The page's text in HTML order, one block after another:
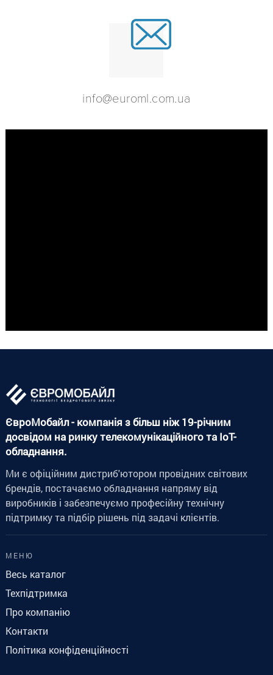
info@euroml.com.ua
ЄвроМобайл - компанія з більш ніж 19-річним
досвідом на ринку телекомунікаційного та IoT-
обладнання.
Ми є офіційним дистриб'ютором провідних світових
брендів, постачаємо обладнання напряму від
виробників і забезпечуємо професійну технічну
підтримку та підбір рішень під задачі клієнтів.
МЕНЮ
Весь каталог
Техпідтримка
Про компанію
Контакти
Політика конфіденційності